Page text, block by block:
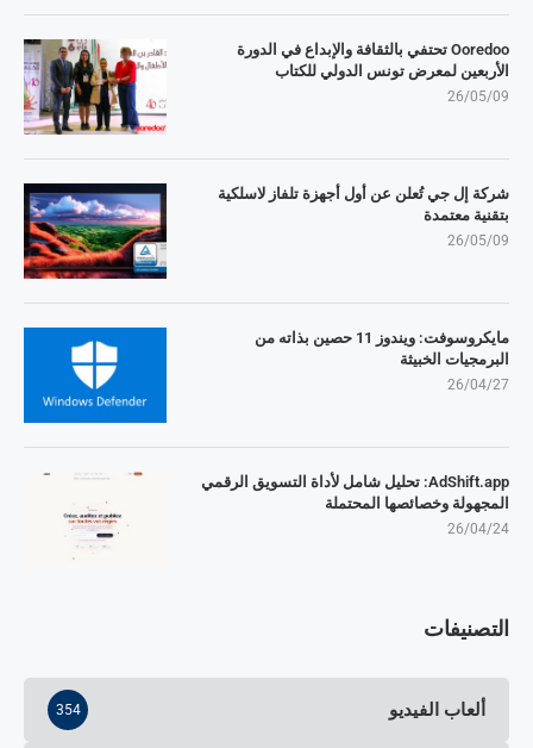
Ooredoo تحتفي بالثقافة والإبداع في الدورة
الأربعين لمعرض تونس الدولي للكتاب
26/05/09
شركة إل جي تُعلن عن أول أجهزة تلفاز لاسلكية
بتقنية معتمدة
26/05/09
مايكروسوفت: ويندوز 11 حصين بذاته من
البرمجيات الخبيثة
26/04/27
AdShift.app: تحليل شامل لأداة التسويق الرقمي
المجهولة وخصائصها المحتملة
26/04/24
التصنيفات
ألعاب الفيديو 354